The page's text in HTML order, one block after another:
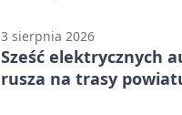
3 sierpnia 2026
Sześć elektrycznych
rusza na trasy